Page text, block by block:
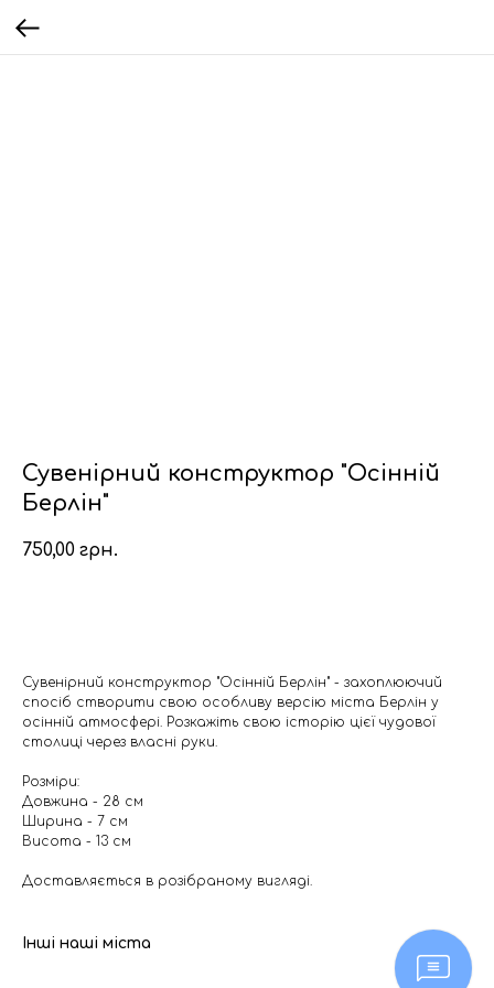
Сувенірний конструктор "Осінній
Берлін"
750,00 грн.
Сувенірний конструктор "Осінній Берлін" - захоплюючий
спосіб створити свою особливу версію міста Берлін у
осінній атмосфері. Розкажіть свою історію цієї чудової
столиці через власні руки.
Розміри:
Довжина - 28 см
Ширина - 7 см
Висота - 13 см
Доставляється в розібраному вигляді.
Інші наші міста